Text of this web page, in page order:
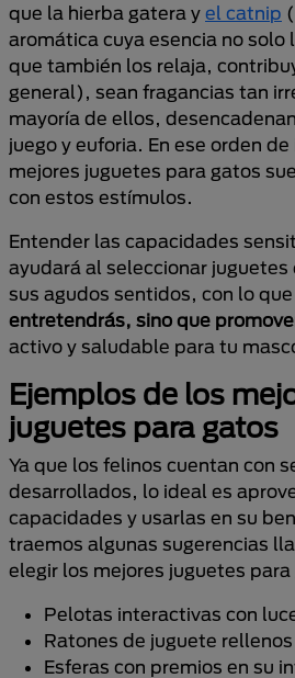
que la hierba gatera y el catnip
aromática cuya esencia no solo
que también los relaja,
general), sean fragancias tan
mayoría de ellos,
juego y euforia. En ese orden
mejores juguetes para gatos
con estos estímulos.
Entender las capacidades
ayudará al seleccionar juguetes
sus agudos sentidos, con lo que
entretendrás, sino que
activo y saludable para tu
Ejemplos de los
juguetes para gatos
Ya que los felinos cuentan con
desarrollados, lo ideal es
capacidades y usarlas en su
traemos algunas sugerencias
elegir los mejores juguetes
Pelotas interactivas con
Ratones de juguete
Esferas con premios en su